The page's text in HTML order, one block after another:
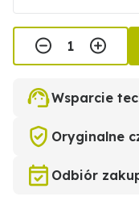
Wsparcie
Oryginalne
Odbiór